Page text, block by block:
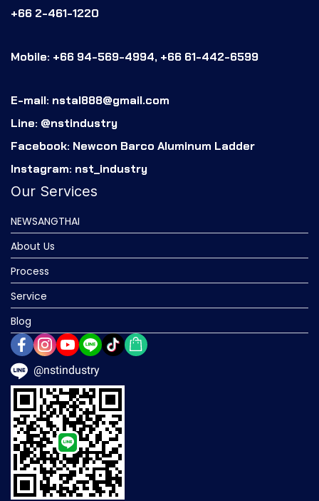
+66 2-461-1220
Mobile: +66 94-569-4994, +66 61-442-6599
E-mail: nstal888@gmail.com
Line: @nstindustry
Facebook: Newcon Barco Aluminum Ladder
Instagram: nst_industry
Our Services
NEWSANGTHAI
About Us
Process
Service
Blog
@nstindustry